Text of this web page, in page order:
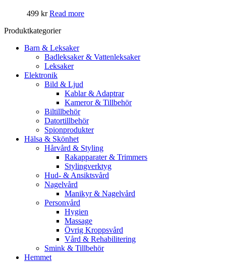
499 kr Read more
Produktkategorier
Barn & Leksaker
Badleksaker & Vattenleksaker
Leksaker
Elektronik
Bild & Ljud
Kablar & Adaptrar
Kameror & Tillbehör
Biltillbehör
Datortillbehör
Spionprodukter
Hälsa & Skönhet
Hårvård & Styling
Rakapparater & Trimmers
Stylingverktyg
Hud- & Ansiktsvård
Nagelvård
Manikyr & Nagelvård
Personvård
Hygien
Massage
Övrig Kroppsvård
Vård & Rehabilitering
Smink & Tillbehör
Hemmet